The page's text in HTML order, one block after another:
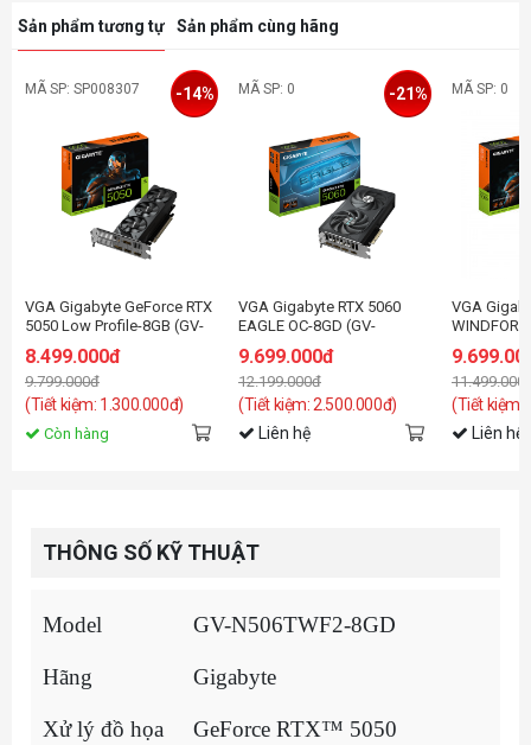
Sản phẩm tương tự Sản phẩm cùng hãng
MÃ SP: SP008307
VGA Gigabyte GeForce RTX
5050 Low Profile-8GB (GV-
8.499.000đ
9.799.000đ
(Tiết kiệm: 1.300.000đ)
-14%
Còn hàng
MÃ SP: 0
VGA Gigabyte RTX 5060
EAGLE OC-8GD (GV-
9.699.000đ
12.199.000đ
(Tiết kiệm: 2.500.000đ)
-21%
Liên hệ
MÃ SP: 0
VGA
(Tiết kiệm:
Liên hệ
THÔNG SỐ KỸ THUẬT
Model GV-N506TWF2-8GD
Hãng Gigabyte
Xử lý đồ họa GeForce RTX™ 5050